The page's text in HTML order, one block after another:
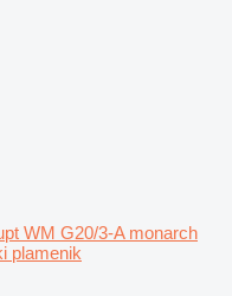
WM G20/3-A monarch
plamenik